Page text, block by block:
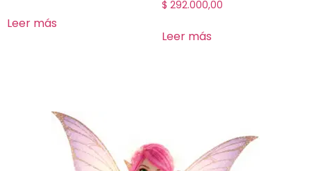
Leer más
$ 292.000,00
Leer más